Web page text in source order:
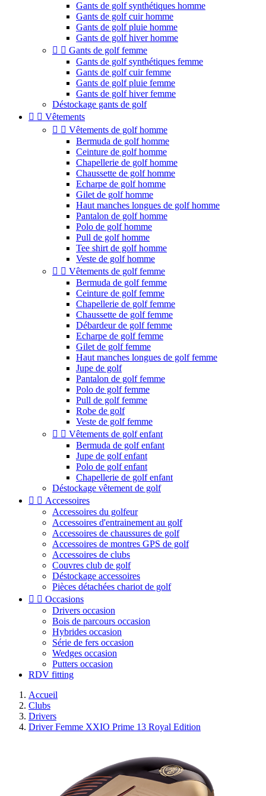
Gants de golf synthétiques homme
Gants de golf cuir homme
Gants de golf pluie homme
Gants de golf hiver homme
  Gants de golf femme
Gants de golf synthétiques femme
Gants de golf cuir femme
Gants de golf pluie femme
Gants de golf hiver femme
Déstockage gants de golf
  Vêtements
  Vêtements de golf homme
Bermuda de golf homme
Ceinture de golf homme
Chapellerie de golf homme
Chaussette de golf homme
Echarpe de golf homme
Gilet de golf homme
Haut manches longues de golf homme
Pantalon de golf homme
Polo de golf homme
Pull de golf homme
Tee shirt de golf homme
Veste de golf homme
  Vêtements de golf femme
Bermuda de golf femme
Ceinture de golf femme
Chapellerie de golf femme
Chaussette de golf femme
Débardeur de golf femme
Echarpe de golf femme
Gilet de golf femme
Haut manches longues de golf femme
Jupe de golf
Pantalon de golf femme
Polo de golf femme
Pull de golf femme
Robe de golf
Veste de golf femme
  Vêtements de golf enfant
Bermuda de golf enfant
Jupe de golf enfant
Polo de golf enfant
Chapellerie de golf enfant
Déstockage vêtement de golf
  Accessoires
Accessoires du golfeur
Accessoires d'entrainement au golf
Accessoires de chaussures de golf
Accessoires de montres GPS de golf
Accessoires de clubs
Couvres club de golf
Déstockage accessoires
Pièces détachées chariot de golf
  Occasions
Drivers occasion
Bois de parcours occasion
Hybrides occasion
Série de fers occasion
Wedges occasion
Putters occasion
RDV fitting
Accueil
Clubs
Drivers
Driver Femme XXIO Prime 13 Royal Edition